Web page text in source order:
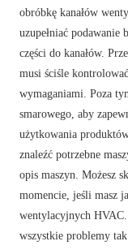
obróbkę kanałów
uzupełniać
części do kanałów.
musi ściśle
wymaganiami. Poza
smarowego, aby
użytkowania
znaleźć potrzebne
opis maszyn. Możesz
momencie, jeśli masz
wentylacyjnych
wszystkie problemy